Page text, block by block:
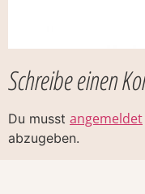
Schreibe einen
Du musst angemeldet
abzugeben.